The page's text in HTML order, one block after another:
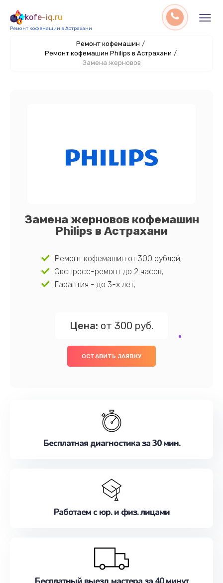
kofe-iq.ru
Ремонт кофемашин в Астрахани
Ремонт кофемашин /
Ремонт кофемашин Philips в Астрахани /
Замена жерновов
Замена жерновов кофемашин
Philips в Астрахани
Ремонт кофемашин от 300 рублей;
Экспресс-ремонт до 2 часов;
Гарантия - до 3-х лет;
Цена: от 300 руб.
ОСТАВИТЬ ЗАЯВКУ
Бесплатная диагностика за 30 мин.
Работаем с юр. и физ. лицами